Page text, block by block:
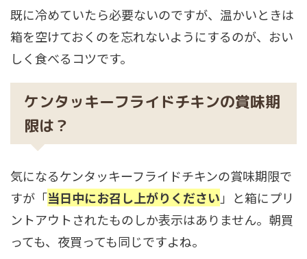
既に冷めていたら必要ないのですが、温かいときは
箱を空けておくのを忘れないようにするのが、おい
しく食べるコツです。
ケンタッキーフライドチキンの賞味期
限は？
気になるケンタッキーフライドチキンの賞味期限で
すが「当日中にお召し上がりください 」と箱にプリ
ントアウトされたものしか表示はありません。朝買
っても、夜買っても同じですよね。